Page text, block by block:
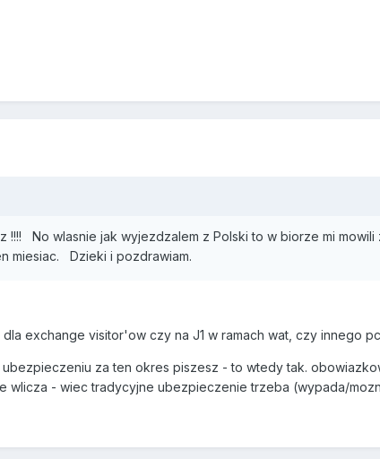
!!!! No wlasnie jak wyjezdzalem z Polski to w biorze mi
miesiac. Dzieki i pozdrawiam.
exchange visitor'ow czy na J1 w ramach wat, czy innego
za ten okres piszesz - to wtedy tak.
wlicza - wiec tradycyjne ubezpieczenie trzeba (wypada/